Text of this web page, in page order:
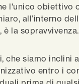
l'unico obiettivo
all’interno
è la sopravvivenza.
che siamo inclini
entro i